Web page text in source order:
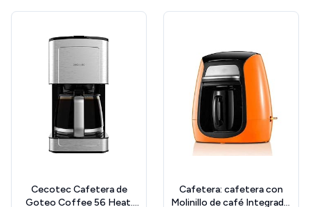
Cecotec Cafetera de
Goteo Coffee 56 Heat.
Cafetera: cafetera con
Molinillo de café Integrado,